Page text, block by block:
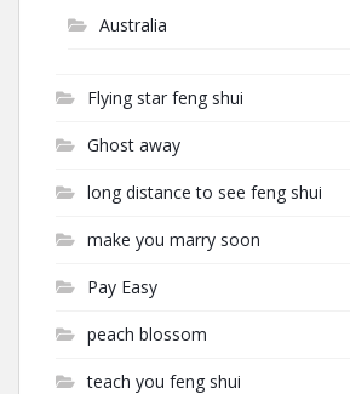
Australia
Flying star feng shui
Ghost away
long distance to see feng shui
make you marry soon
Pay Easy
peach blossom
teach you feng shui